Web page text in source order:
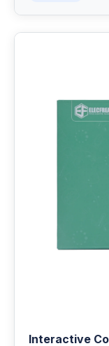
Interactive